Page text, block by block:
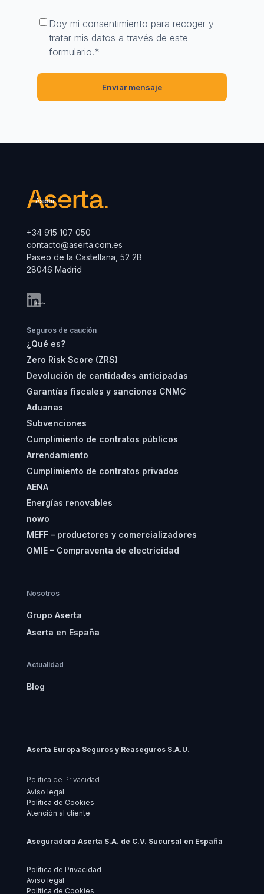
Consentimiento*
Doy mi consentimiento para recoger y
tratar mis datos a través de este
formulario.*
+34 915 107 050
contacto@aserta.com.es
Paseo de la Castellana, 52 2B
28046 Madrid
Seguros de caución
¿Qué es?
Zero Risk Score (ZRS)
Devolución de cantidades anticipadas
Garantías fiscales y sanciones CNMC
Aduanas
Subvenciones
Cumplimiento de contratos públicos
Arrendamiento
Cumplimiento de contratos privados
AENA
Energías renovables
nowo
MEFF – productores y comercializadores
OMIE – Compraventa de electricidad
Nosotros
Grupo Aserta
Aserta en España
Actualidad
Blog
Aserta Europa Seguros y Reaseguros S.A.U.
Política de Privacidad
Aviso legal
Política de Cookies
Atención al cliente
Aseguradora Aserta S.A. de C.V. Sucursal en España
Política de Privacidad
Aviso legal
Política de Cookies